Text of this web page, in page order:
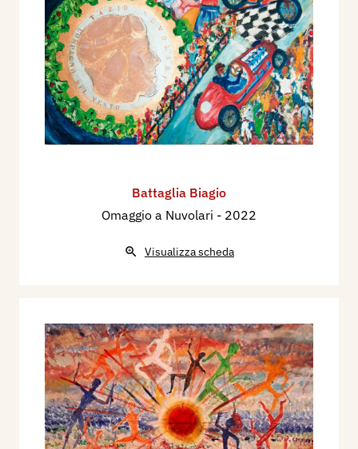
Battaglia Biagio
Omaggio a Nuvolari - 2022
Visualizza scheda